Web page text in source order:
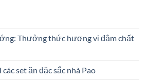
Thưởng thức hương vị đậm chất
set ăn đặc sắc nhà Pao